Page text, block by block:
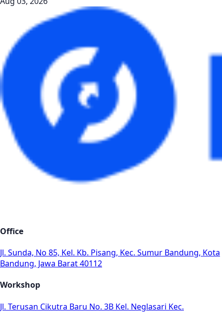
Office
Jl. Sunda, No 85, Kel. Kb. Pisang, Kec. Sumur Bandung, Kota
Bandung, Jawa Barat 40112
Workshop
Jl. Terusan Cikutra Baru No. 3B Kel. Neglasari Kec.